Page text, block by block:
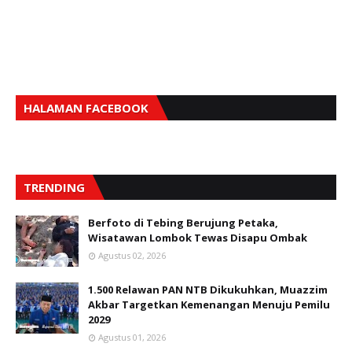
HALAMAN FACEBOOK
TRENDING
Berfoto di Tebing Berujung Petaka,
Wisatawan Lombok Tewas Disapu Ombak
Agustus 02, 2026
1.500 Relawan PAN NTB Dikukuhkan, Muazzim
Akbar Targetkan Kemenangan Menuju Pemilu
2029
Agustus 01, 2026